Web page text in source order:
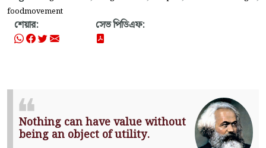
foodmovement
শেয়ার: সেভ পিডিএফ:
Nothing can have value without
being an object of utility.